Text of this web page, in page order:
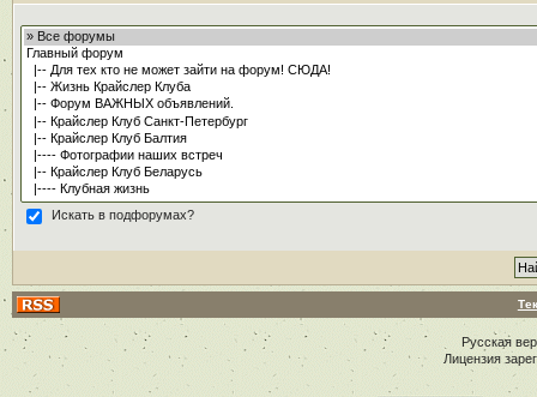
Искать в подфорумах?
Русская
Лицензия